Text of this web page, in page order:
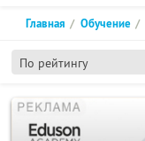
По рейтингу
Главная Обучение